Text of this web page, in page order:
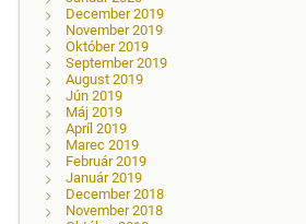
December 2019
November 2019
Október 2019
September 2019
August 2019
Jún 2019
Máj 2019
Apríl 2019
Marec 2019
Február 2019
Január 2019
December 2018
November 2018